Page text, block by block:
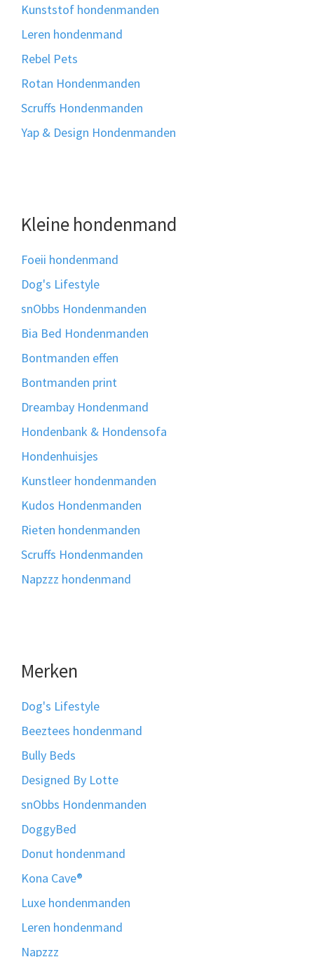
Kunststof hondenmanden
Leren hondenmand
Rebel Pets
Rotan Hondenmanden
Scruffs Hondenmanden
Yap & Design Hondenmanden
Kleine hondenmand
Foeii hondenmand
Dog's Lifestyle
snObbs Hondenmanden
Bia Bed Hondenmanden
Bontmanden effen
Bontmanden print
Dreambay Hondenmand
Hondenbank & Hondensofa
Hondenhuisjes
Kunstleer hondenmanden
Kudos Hondenmanden
Rieten hondenmanden
Scruffs Hondenmanden
Napzzz hondenmand
Merken
Dog's Lifestyle
Beeztees hondenmand
Bully Beds
Designed By Lotte
snObbs Hondenmanden
DoggyBed
Donut hondenmand
Kona Cave®
Luxe hondenmanden
Leren hondenmand
Napzzz